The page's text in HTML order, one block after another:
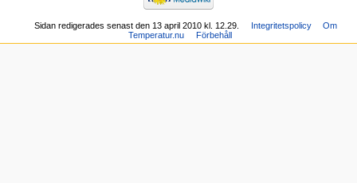
Sidan redigerades senast den 13 april 2010 kl. 12.29. Integritetspolicy
Om
Temperatur.nu
Förbehåll